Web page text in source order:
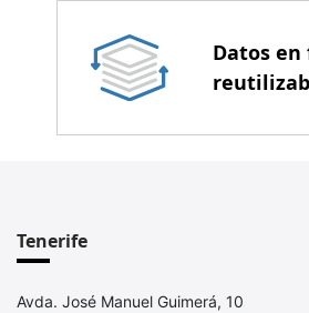
Datos
Tenerife
Avda. José Manuel Guimerá, 10